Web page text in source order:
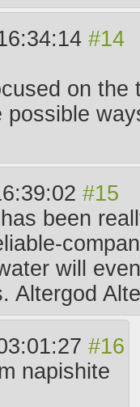
on the
possible
been
will
Altergod
napishite